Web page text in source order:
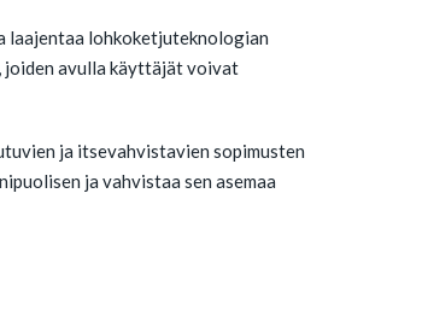
laajentaa lohkoketjuteknologian
joiden avulla käyttäjät voivat
ja itsevahvistavien sopimusten
ja vahvistaa sen asemaa